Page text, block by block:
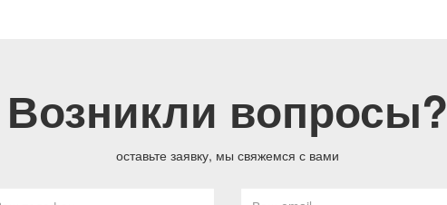
Возникли вопросы?
оставьте заявку, мы свяжемся с вами